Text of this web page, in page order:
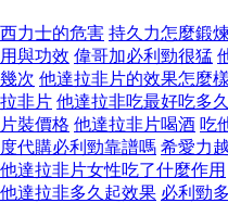
西力士的危害 持久力怎麼鍛
用與功效 偉哥加必利勁很猛
幾次 他達拉非片的效果怎麼
拉非片 他達拉非吃最好吃多久
片裝價格 他達拉非片喝酒 吃
度代購必利勁靠譜嗎 希愛力
他達拉非片女性吃了什麼作用
他達拉非多久起效果 必利勁